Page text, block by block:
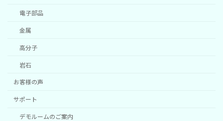
電子部品
金属
高分子
岩石
お客様の声
サポート
デモルームのご案内